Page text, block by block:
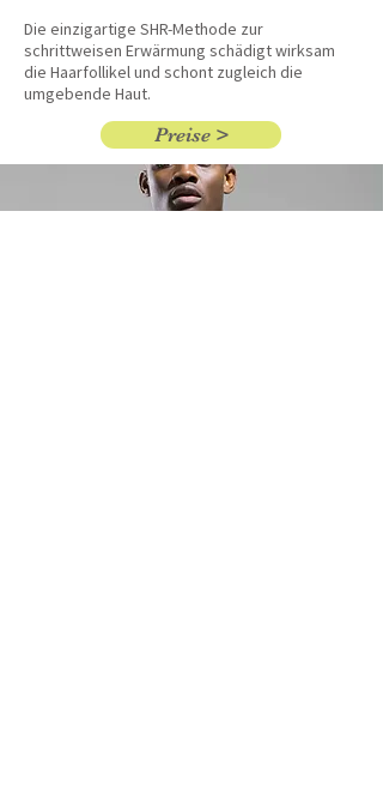
Die einzigartige SHR-Methode zur
schrittweisen Erwärmung schädigt wirksam
die Haarfollikel und schont zugleich die
umgebende Haut.
Preise >